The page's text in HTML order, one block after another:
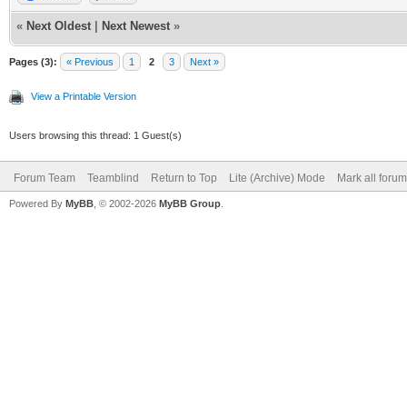
« Next Oldest Next Newest »
Pages (3): « Previous 1 2 3 Next »
View a Printable Version
Users browsing this thread: 1 Guest(s)
Forum Team Teamblind Return to Top Lite (Archive) Mode Mark all
Powered By MyBB , © 2002-2026 MyBB Group